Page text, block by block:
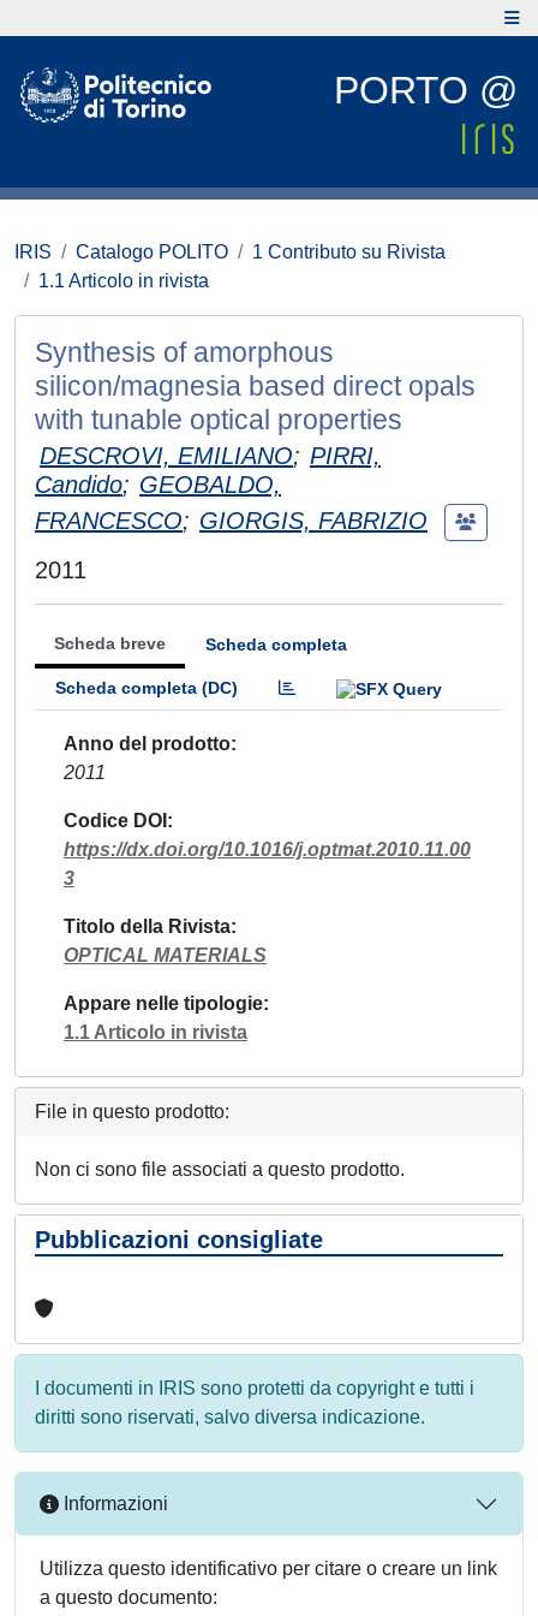
PORTO @
IRIS Catalogo POLITO
1 Contributo su Rivista
1.1 Articolo in rivista
Synthesis of amorphous
silicon/magnesia based direct opals
with tunable optical properties
DESCROVI, EMILIANO; PIRRI,
Candido; GEOBALDO,
FRANCESCO; GIORGIS, FABRIZIO
2011
Scheda breve Scheda completa
Scheda completa (DC)
Anno del prodotto
2011
Codice DOI
https://dx.doi.org/10.1016/j.optmat.2010.11.00
3
Titolo della Rivista
OPTICAL MATERIALS
Appare nelle tipologie
1.1 Articolo in rivista
File in questo prodotto:
Non ci sono file associati a questo prodotto.
Pubblicazioni consigliate
I documenti in IRIS sono protetti da copyright e tutti i
diritti sono riservati, salvo diversa indicazione.
Informazioni
Utilizza questo identificativo per citare o creare un link
a questo documento: